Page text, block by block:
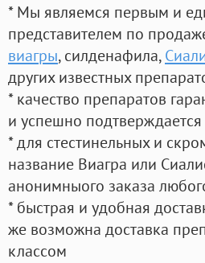
* Мы являемся первым и
представителем по
виагры, силденафила,
других известных
* качество препаратов
и успешно
* для стестинельных и
название Виагра или
анонимныого заказа
* быстрая и удобная
же возможна доставка
классом